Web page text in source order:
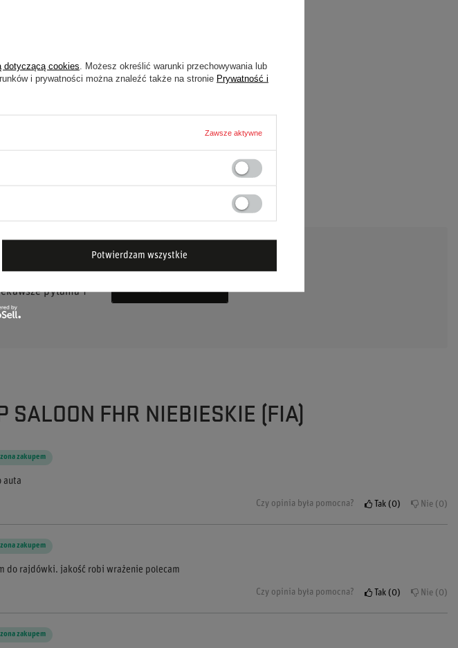
co
PYTANIA?
pytania i
SALOON FHR NIEBIESKIE (FIA)
zakupem
auta
Czy opinia była pomocna? Tak 0 Nie 0
zakupem
do rajdówki. jakość robi wrażenie polecam
Czy opinia była pomocna? Tak 0 Nie 0
zakupem
dotyczącą cookies . Możesz określić warunki przechowywania lub
i prywatności można znaleźć także na stronie Prywatność i
Zawsze aktywne
Potwierdzam wszystkie